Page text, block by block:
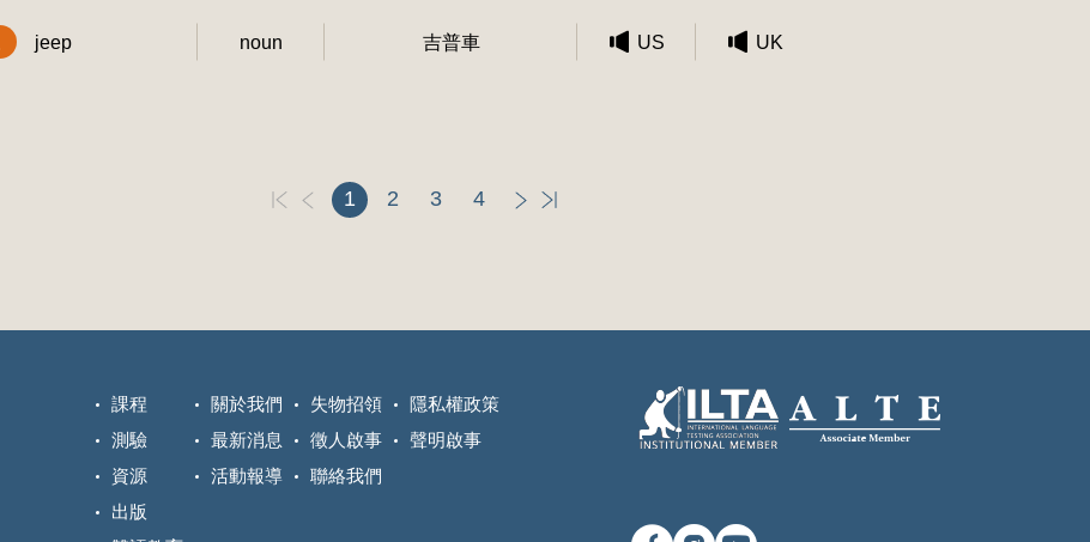
jeep noun 吉普車 US UK
1 2 3 4
課程
測驗
資源
出版
關於我們
最新消息
活動報導
失物招領
徵人啟事
聯絡我們
隱私權政策
聲明啟事